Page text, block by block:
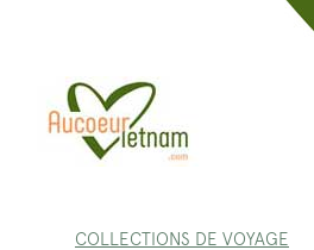
COLLECTIONS DE VOYAGE